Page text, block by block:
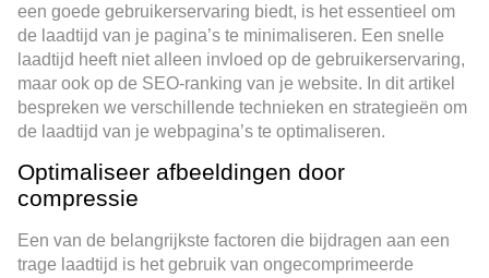
een goede gebruikerservaring biedt, is het essentieel om
de laadtijd van je pagina’s te minimaliseren. Een snelle
laadtijd heeft niet alleen invloed op de gebruikerservaring,
maar ook op de SEO-ranking van je website. In dit artikel
bespreken we verschillende technieken en strategieën om
de laadtijd van je webpagina’s te optimaliseren.
Optimaliseer afbeeldingen door
compressie
Een van de belangrijkste factoren die bijdragen aan een
trage laadtijd is het gebruik van ongecomprimeerde